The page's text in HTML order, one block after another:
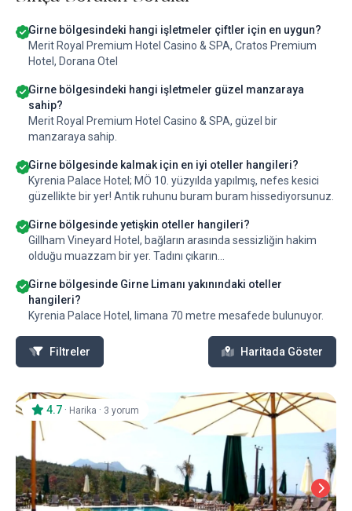
Girne bölgesindeki hangi işletmeler çiftler için en uygun?
Merit Royal Premium Hotel Casino & SPA, Cratos Premium
Hotel, Dorana Otel
Girne bölgesindeki hangi işletmeler güzel manzaraya
sahip?
Merit Royal Premium Hotel Casino & SPA, güzel bir
manzaraya sahip.
Girne bölgesinde kalmak için en iyi oteller hangileri?
Kyrenia Palace Hotel; MÖ 10. yüzyılda yapılmış, nefes kesici
güzellikte bir yer! Antik ruhunu buram buram hissediyorsunuz.
Girne bölgesinde yetişkin oteller hangileri?
Gillham Vineyard Hotel, bağların arasında sessizliğin hakim
olduğu muazzam bir yer. Tadını çıkarın...
Girne bölgesinde Girne Limanı yakınındaki oteller
hangileri?
Kyrenia Palace Hotel, limana 70 metre mesafede bulunuyor.
Filtreler Haritada Göster
4.7 · Harika · 3 yorum